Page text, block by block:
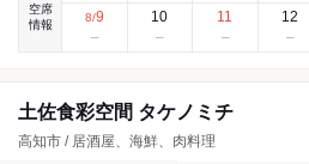
空席
情報
8/9 10 11 12
土佐食彩空間 タケノミチ
高知市 / 居酒屋、海鮮、肉料理